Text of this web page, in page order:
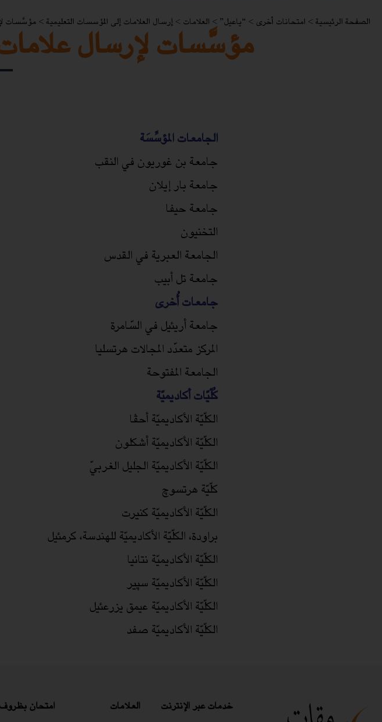
الصفحة الرئيسية> امتحانات أخرى > “ياعيل” > العلامات >إرسال العلامات إلى المؤسسات التعليمية> مؤسَّسات مؤسَّسات لإرسال
الجامعات المؤسِّسَة
جامعة بن غوريون في النقب
جامعة بار إيلان
جامعة حيفا
التخنيون
الجامعة العبرية في القدس
جامعة تل أبيب
جامعات أُخرى
جامعة أريئيل في السّامرة
المركز متعدّد المجالات هرتسليا
الجامعة المفتوحة
كُلّيّات أكاديميّة
الكلّيّة الأكاديميّة أحڤا
الكلّيّة الأكاديميّة أشكلون
الكلّيّة الأكاديميّة الجليل الغربيّ
كلّيّة هرتسوچ
الكلّيّة الأكاديميّة كنيرت
براودة، الكلّيّة الأكاديميّة للهندسة، كرمئيل
الكلّيّة الأكاديميّة نتانيا
الكلّيّة الأكاديميّة سپير
الكلّيّة الأكاديميّة عيمق يزرعئيل
الكلّيّة الأكاديميّة صفد
خدمات عبر الإنترنت
العلامات
امتحان